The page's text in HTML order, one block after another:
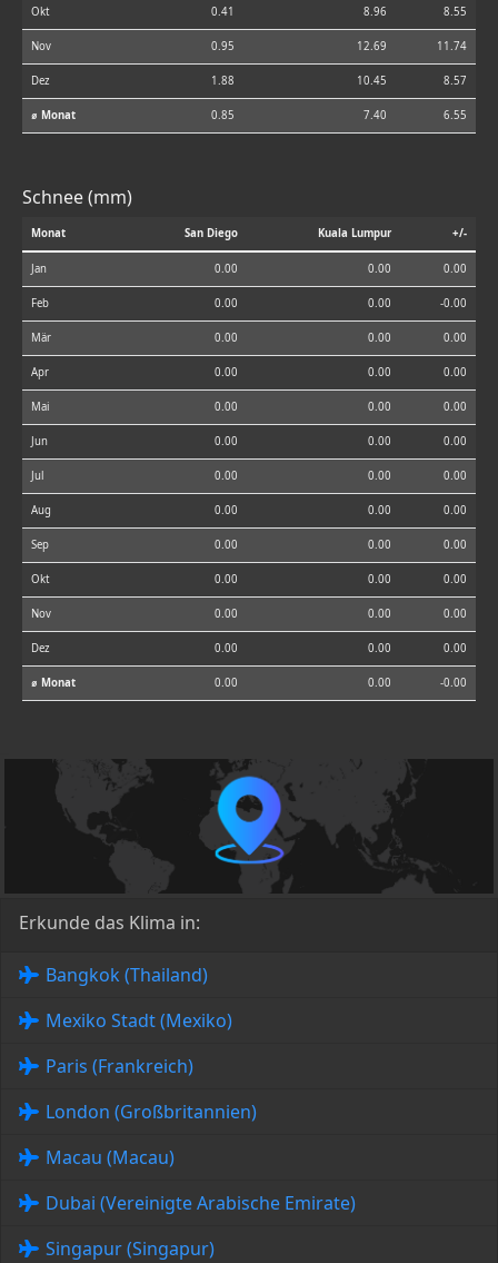
Okt 0.41 8.96 8.55
Nov 0.95 12.69 11.74
Dez 1.88 10.45 8.57
⌀ Monat 0.85 7.40 6.55
Schnee (mm)
Monat San Diego Kuala Lumpur +/-
Jan 0.00 0.00 0.00
Feb 0.00 0.00 -0.00
Mär 0.00 0.00 0.00
Apr 0.00 0.00 0.00
Mai 0.00 0.00 0.00
Jun 0.00 0.00 0.00
Jul 0.00 0.00 0.00
Aug 0.00 0.00 0.00
Sep 0.00 0.00 0.00
Okt 0.00 0.00 0.00
Nov 0.00 0.00 0.00
Dez 0.00 0.00 0.00
⌀ Monat 0.00 0.00 -0.00
Erkunde das Klima in:
Bangkok (Thailand)
Mexiko Stadt (Mexiko)
Paris (Frankreich)
London (Großbritannien)
Macau (Macau)
Dubai (Vereinigte Arabische Emirate)
Singapur (Singapur)